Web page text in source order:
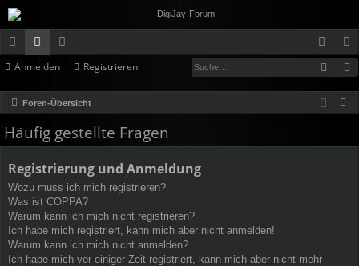
ch
ne
ug
rif
f
or
en
itg
lie
r
n
m
de
eg
ist
re
Anmelden Registrieren
Foren-Übersicht
Häufig gestellte Fragen
Registrierung und Anmeldung
Wozu muss ich mich registrieren?
Was ist COPPA?
Warum kann ich mich nicht registrieren?
Ich habe mich registriert, kann mich aber nicht anmelden!
Warum kann ich mich nicht anmelden?
Ich habe mich vor einiger Zeit registriert, kann mich aber nicht mehr